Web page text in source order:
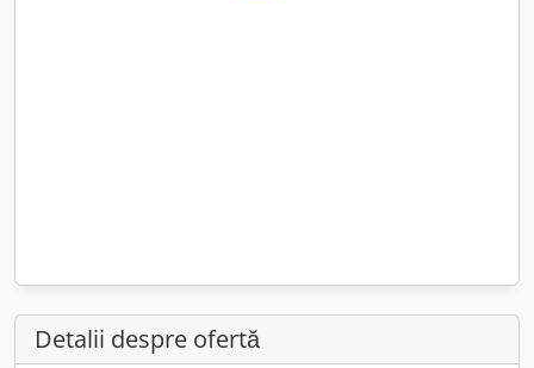
Detalii despre ofertă